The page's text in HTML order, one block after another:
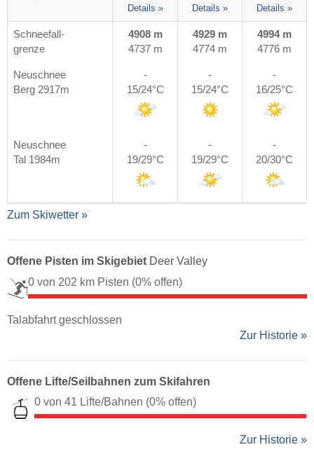
Details » Details » Details »
Schneefall-
grenze
4908 m
4737 m
4929 m
4774 m
4994 m
4776 m
Neuschnee
Berg 2917m
-
15/24°C
-
15/24°C
-
16/25°C
Neuschnee
Tal 1984m
-
19/29°C
-
19/29°C
-
20/30°C
Zum Skiwetter »
Offene Pisten im Skigebiet Deer Valley
0 von 202 km Pisten (0% offen)
Talabfahrt geschlossen
Zur Historie »
Offene Lifte/Seilbahnen zum Skifahren
0 von 41 Lifte/Bahnen (0% offen)
Zur Historie »